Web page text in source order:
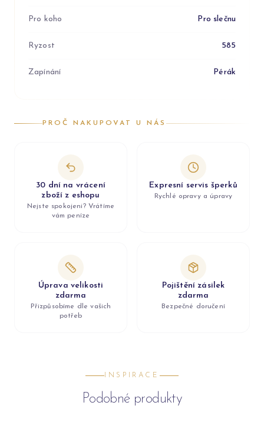
Pro koho Pro slečnu
Ryzost 585
Zapínání Pérák
PROČ NAKUPOVAT U NÁS
30 dní na vrácení
zboží z eshopu
Nejste spokojeni? Vrátíme
vám peníze
Expresní servis šperků
Rychlé opravy a úpravy
Úprava velikosti
zdarma
Přizpůsobíme dle vašich
potřeb
Pojištění zásilek
zdarma
Bezpečné doručení
INSPIRACE
Podobné produkty